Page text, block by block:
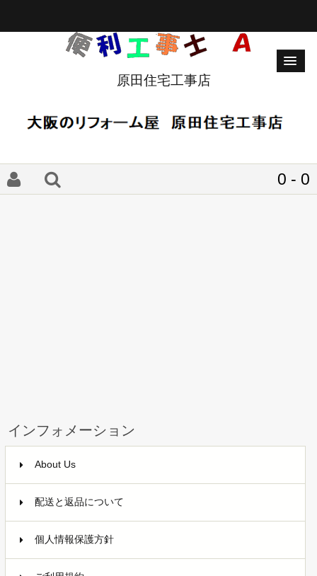
原田住宅工事店
0 - 0
インフォメーション
About Us
配送と返品について
個人情報保護方針